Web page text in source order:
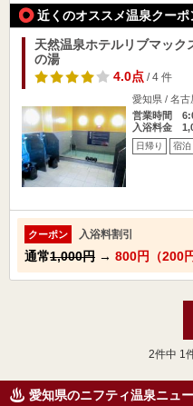
近くのオススメ温泉クーポ
天然温泉ホテルリブマック
の湯
4.0点/ 4 件
愛知県 / 名古
営業時間
入浴料金
日帰り 宿泊
クーポン 入浴料割引
通常1,000円 → 800円（200
2件中 1
愛知県のニフティ温泉ニュ